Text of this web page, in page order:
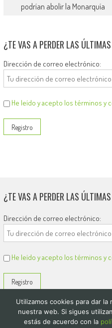
podrían abolir la Monarquía
¿TE VAS A PERDER LAS
Dirección de correo electrónico:
He leído y acepto los términos y
¿TE VAS A PERDER LAS
Dirección de correo electrónico:
He leído y acepto los términos y
Utilizamos cookies para dar
nuestra web. Si sigues
estás de acuerdo con la